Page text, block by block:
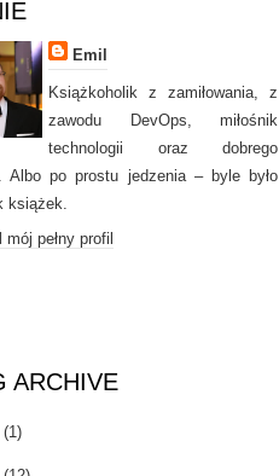
Emil
Książkoholik z zamiłowania, z
zawodu DevOps, miłośnik
technologii oraz dobrego
Albo po prostu jedzenia – byle było
książek.
pełny profil
ARCHIVE
(1)